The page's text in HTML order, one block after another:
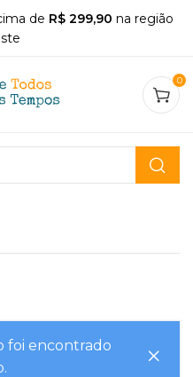
de R$ 299,90 na região
0
foi encontrado